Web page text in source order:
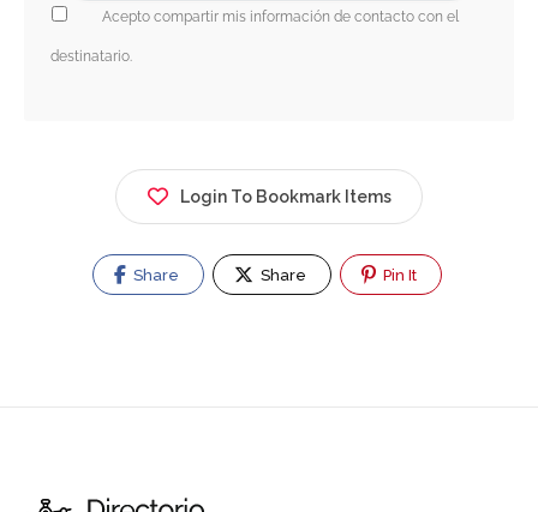
Acepto compartir mis información de contacto con el
destinatario.
Login To Bookmark Items
Share Share Pin It